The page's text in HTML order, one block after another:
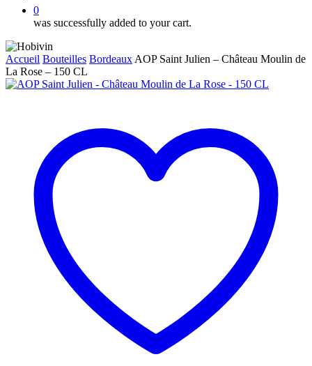
0
was successfully added to your cart.
Accueil Bouteilles Bordeaux AOP Saint Julien – Château Moulin de
La Rose – 150 CL